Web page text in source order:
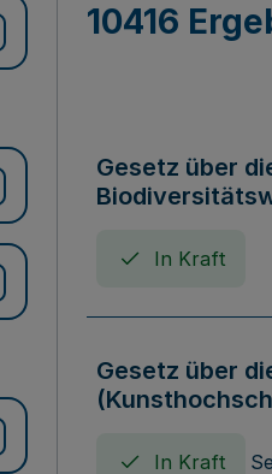
10416
Gesetz über
In Kraft
Gesetz über
In Kraft